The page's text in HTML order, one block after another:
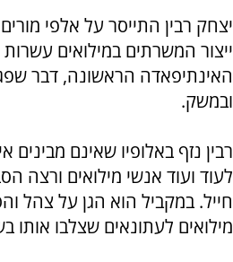
יצחק רבין התייסר על אלפי
ייצור המשרתים במילואים
האינתיפאדה הראשונה, דבר
ובמשק.
רבין נזף באלופיו שאינם מבינים
לעוד ועוד אנשי מילואים ורצה
חייל. במקביל הוא הגן על צהל
מילואים לעתונאים שצלבו אותו